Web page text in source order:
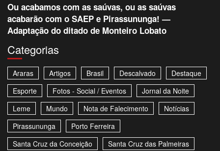
Ou acabamos com as saúvas, ou as saúvas
acabarão com o SAEP e Pirassununga! —
Adaptação do ditado de Monteiro Lobato
Categorias
Araras Artigos Brasil Descalvado
Destaque
Esporte
Fotos - Social / Eventos
Jornal da Noite
Leme
Mundo Nota de Falecimento
Notícias
Pirassununga
Porto Ferreira
Santa Cruz da Conceição
Santa Cruz das Palmeiras